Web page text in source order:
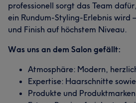
professionell sorgt das Team
ein Rundum-Styling-Erlebnis wird
und Finish auf höchstem Niveau.
Was uns an dem Salon gefällt:
Atmosphäre: Modern,
Expertise: Haarschnitte
Produkte und